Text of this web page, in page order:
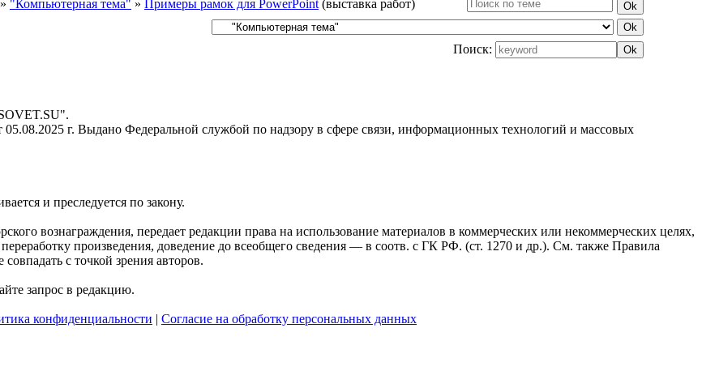
» "Компьютерная тема" » Примеры рамок для PowerPoint (выставка работ)
Поиск:
г. Выдано Федеральной службой по надзору в сфере связи, информационных технологий и массовых
и преследуется по закону.
вознаграждения, передает редакции права на использование материалов в коммерческих или некоммерческих целях,
произведения, доведение до всеобщего сведения — в соотв. с ГК РФ. (ст. 1270 и др.). См. также Правила
с точкой зрения авторов.
запрос в редакцию.
конфиденциальности | Согласие на обработку персональных данных